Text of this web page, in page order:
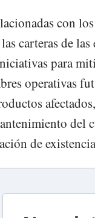
con
carteras de las
para
operativas
del
de